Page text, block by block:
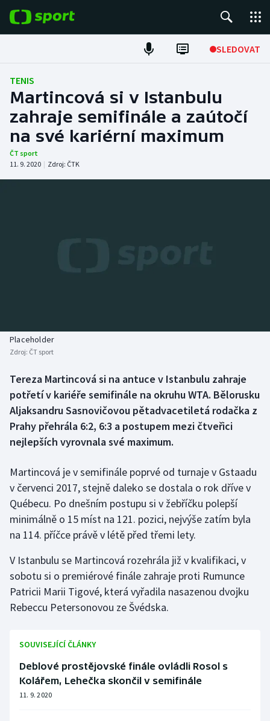
SLEDOVAT
Fotbal
Hokej
Tenis
Atletika
Biatlon
Box
Curling
Futsal
Golf
Gymnastika
Házená
Krasobruslení
Aplikace ČT sport
TENIS
Martincová si v Istanbulu
zahraje semifinále a zaútočí
na své kariérní maximum
ČT sport
11. 9. 2020 | Zdroj: ČTK
Placeholder
Zdroj: ČT sport
Tereza Martincová si na antuce v Istanbulu zahraje
potřetí v kariéře semifinále na okruhu WTA. Bělorusku
Aljaksandru Sasnovičovou pětadvacetiletá rodačka z
Prahy přehrála 6:2, 6:3 a postupem mezi čtveřici
nejlepších vyrovnala své maximum.
Martincová je v semifinále poprvé od turnaje v Gstaadu
v červenci 2017, stejně daleko se dostala o rok dříve v
Québecu. Po dnešním postupu si v žebříčku polepší
minimálně o 15 míst na 121. pozici, nejvýše zatím byla
na 114. příčce právě v létě před třemi lety.
V Istanbulu se Martincová rozehrála již v kvalifikaci, v
sobotu si o premiérové finále zahraje proti Rumunce
Patricii Marii Tigové, která vyřadila nasazenou dvojku
Rebeccu Petersonovou ze Švédska.
SOUVISEJÍCÍ ČLÁNKY
Deblové prostějovské finále ovládli Rosol s
Kolářem, Lehečka skončil v semifinále
11. 9. 2020